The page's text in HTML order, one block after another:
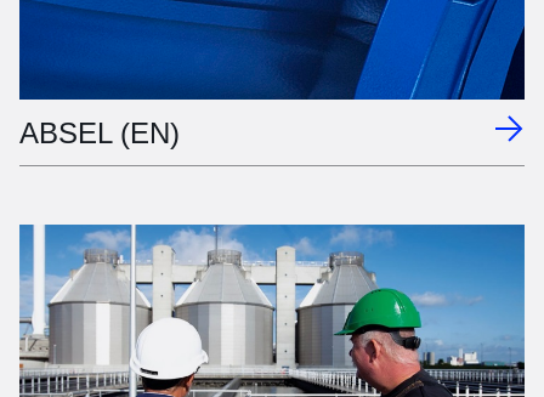
ABSEL (EN)